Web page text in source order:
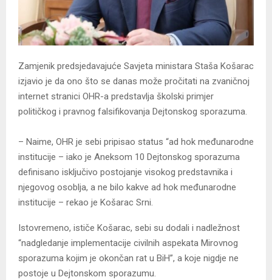
Zamjenik predsjedavajuće Savjeta ministara Staša Košarac
izjavio je da ono što se danas može pročitati na zvaničnoj
internet stranici OHR-a predstavlja školski primjer
političkog i pravnog falsifikovanja Dejtonskog sporazuma.
– Naime, OHR je sebi pripisao status “ad hok međunarodne
institucije – iako je Aneksom 10 Dejtonskog sporazuma
definisano isključivo postojanje visokog predstavnika i
njegovog osoblja, a ne bilo kakve ad hok međunarodne
institucije – rekao je Košarac Srni.
Istovremeno, ističe Košarac, sebi su dodali i nadležnost
“nadgledanje implementacije civilnih aspekata Mirovnog
sporazuma kojim je okončan rat u BiH”, a koje nigdje ne
postoje u Dejtonskom sporazumu.